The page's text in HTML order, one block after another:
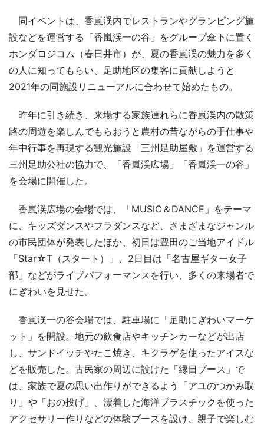
同イベントは、香嵐渓内でレストランやグランピング施
設などを運営する「香嵐渓一の谷」をグループ傘下に置く
ホンダロジコム（春日井市）が、夏の香嵐渓の魅力を多く
の人に知ってもらい、足助地区の集客に貢献しようと
2021年の同施設リニューアルに合わせて始めたもの。
昨年に引き続き、来場する家族連れらに香嵐渓内の散策
路の周遊を楽しんでもらおうと農村の昔ながらの手仕事や
年中行事を再現する観光施設「三州足助屋敷」を運営する
三州足助公社の協力で、「香嵐渓広場」「香嵐渓一の谷」
を会場に開催した。
香嵐渓広場の会場では、「MUSIC＆DANCE」をテーマ
に、キッズダンスやフラダンスなど、さまざまなジャンル
の市民団体が発表したほか、初日は豊田のご当地アイドル
「Star☆T（スタート）」、2日目は「名古屋ギター女子
部」などがライブパフォーマンスを行い、多くの来場者で
にぎわいを見せた。
香嵐渓一の谷会場では、駐車場に「足助にぎわいマーケ
ット」を開設。地元の飲食店やキッチンカーなどが出店
し、サンドイッチやたこ焼き、キクラゲを使ったアイスな
どを販売した。古民家の周辺に設けた「縁日ブース」で
は、家族で夏の思い出作りができるよう「アユのつかみ取
り」や「おの投げ」、漂着した海洋プラスチックを使った
アクセサリー作りなどの体験ブースを設け、親子で楽しむ